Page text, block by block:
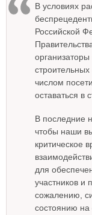
В условиях
Российской
числом
оставаться в
В последние
чтобы наши
критическое
для
участников и
сожалению,
состоянию на